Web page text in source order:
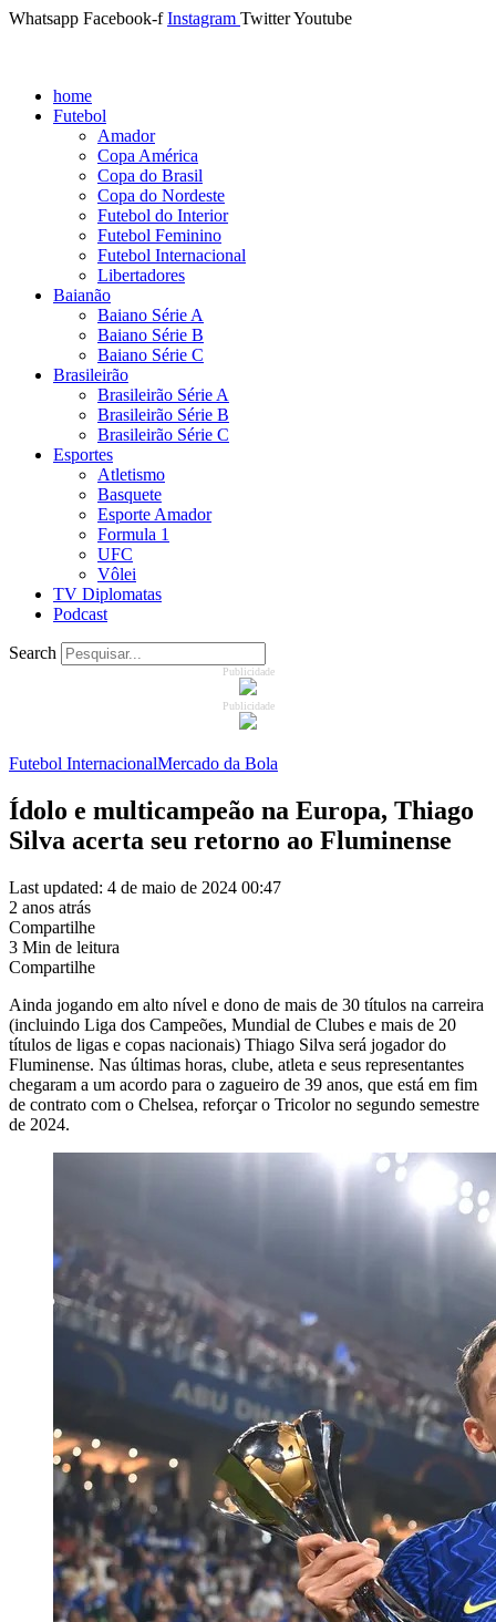
Whatsapp Facebook-f Instagram TwitterYoutube
home
Futebol
Amador
Copa América
Copa do Brasil
Copa do Nordeste
Futebol do Interior
Futebol Feminino
Futebol Internacional
Libertadores
Baianão
Baiano Série A
Baiano Série B
Baiano Série C
Brasileirão
Brasileirão Série A
Brasileirão Série B
Brasileirão Série C
Esportes
Atletismo
Basquete
Esporte Amador
Formula 1
UFC
Vôlei
TV Diplomatas
Podcast
Search
Publicidade
Publicidade
Futebol InternacionalMercado da Bola
Ídolo e multicampeão na Europa, Thiago
Silva acerta seu retorno ao Fluminense
Last updated: 4 de maio de 2024 00:47
2 anos atrás
Compartilhe
3 Min de leitura
Compartilhe
Ainda jogando em alto nível e dono de mais de 30 títulos na carreira
(incluindo Liga dos Campeões, Mundial de Clubes e mais de 20
títulos de ligas e copas nacionais) Thiago Silva será jogador do
Fluminense. Nas últimas horas, clube, atleta e seus representantes
chegaram a um acordo para o zagueiro de 39 anos, que está em fim
de contrato com o Chelsea, reforçar o Tricolor no segundo semestre
de 2024.